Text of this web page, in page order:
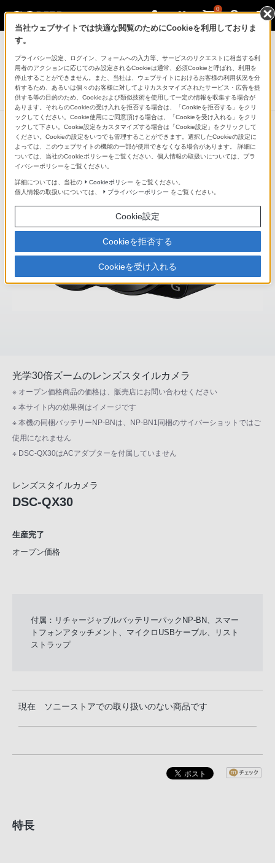
0
デジタルスチルカメラ Cyber-shot
レンズスタイルカメラ
DSC-QX30
DISCONTINUED 生産完了
光学30倍ズームのレンズスタイルカメラ
※ オープン価格商品の価格は、販売店にお問い合わせください
※ 本サイト内の効果例はイメージです
※ 本機の同梱バッテリーNP-BNは、NP-BN1同梱のサイバーショットではご
使用になれません
※ DSC-QX30はACアダプターを付属していません
レンズスタイルカメラ
DSC-QX30
生産完了
オープン価格
付属：リチャージャブルバッテリーパックNP-BN、スマー
トフォンアタッチメント、マイクロUSBケーブル、リスト
ストラップ
現在 ソニーストアでの取り扱いのない商品です
特長
当社ウェブサイトでは快適な閲覧のためにCookieを利用しておりま
す。
プライバシー設定、ログイン、フォームへの入力等、サービスのリクエストに相当する利
用者のアクションに応じてのみ設定されるCookieは通常、必須Cookieと呼ばれ、利用を
停止することができません。また、当社は、ウェブサイトにおけるお客様の利用状況を分
析するため、あるいは個々のお客様に対してよりカスタマイズされたサービス・広告を提
供する等の目的のため、Cookieおよび類似技術を使用して一定の情報を収集する場合が
あります。それらのCookieの受け入れを拒否する場合は、「Cookieを拒否する」をクリ
ックしてください。Cookie使用にご同意頂ける場合は、「Cookieを受け入れる」をクリ
ックして下さい。Cookie設定をカスタマイズする場合は「Cookie設定」をクリックして
ください。Cookieの設定をいつでも管理することができます。選択したCookieの設定に
よっては、このウェブサイトの機能の一部が使用できなくなる場合があります。 詳細に
ついては、当社のCookieポリシーをご覧ください。個人情報の取扱いについては、プラ
イバシーポリシーをご覧ください。
詳細については、当社の Cookieポリシー をご覧ください。
個人情報の取扱いについては、
プライバシーポリシー をご覧ください。
Cookie設定
Cookieを拒否する
Cookieを受け入れる